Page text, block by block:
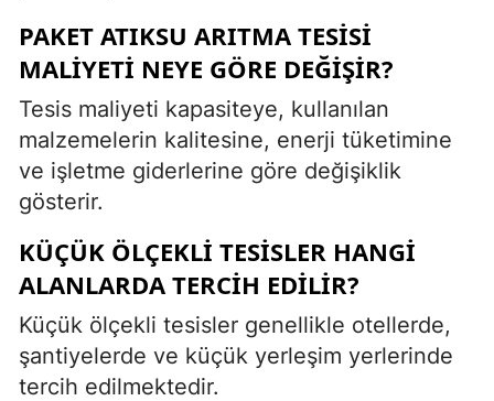
PAKET ATIKSU ARITMA TESISI
MALIYETI NEYE GÖRE DEĞIŞIR?
Tesis maliyeti kapasiteye, kullanılan
malzemelerin kalitesine, enerji tüketimine
ve işletme giderlerine göre değişiklik
gösterir.
KÜÇÜK ÖLÇEKLI TESISLER HANGI
ALANLARDA TERCIH EDILIR?
Küçük ölçekli tesisler genellikle otellerde,
şantiyelerde ve küçük yerleşim yerlerinde
tercih edilmektedir.